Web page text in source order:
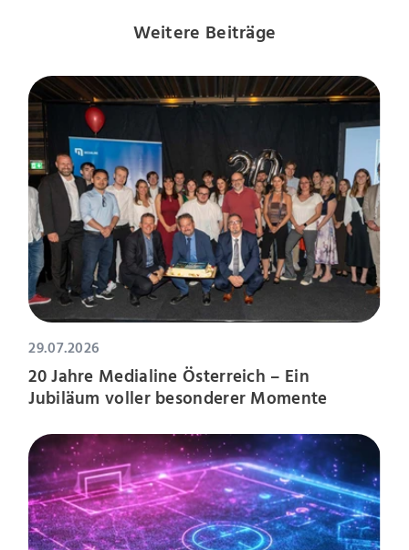
Weitere Beiträge
29.07.2026
20 Jahre Medialine Österreich – Ein
Jubiläum voller besonderer Momente